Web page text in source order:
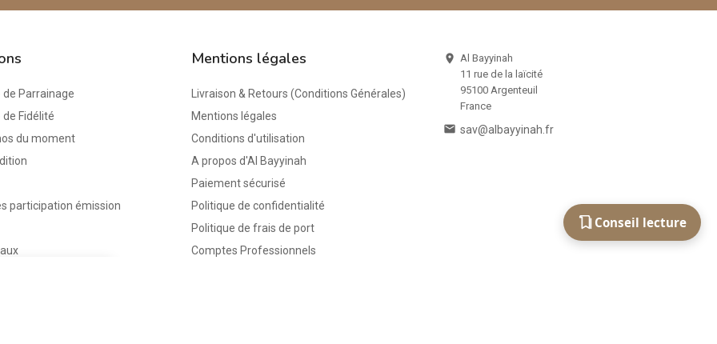
Parrainage
Fidélité
du moment
participation émission
Mentions légales
Livraison & Retours (Conditions Générales)
Mentions légales
Conditions d'utilisation
A propos d'Al Bayyinah
Paiement sécurisé
Politique de confidentialité
Politique de frais de port
Comptes Professionnels
 Al Bayyinah
11 rue de la laïcité
95100 Argenteuil
France
 sav@albayyinah.fr
Conseil lecture